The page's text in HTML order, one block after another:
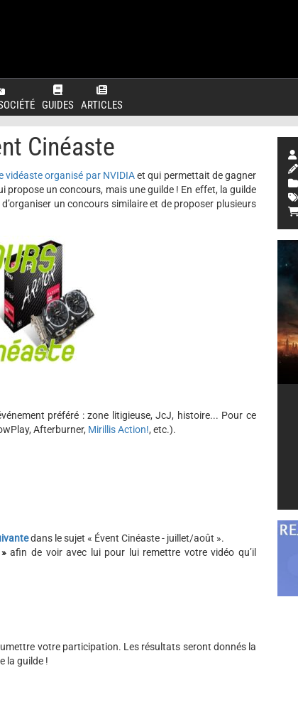
GUIDES ARTICLES
Cinéaste
vidéaste organisé par NVIDIAet qui permettait de gagner
propose un concours, mais une guilde ! En effet, la guilde
un concours similaire et de proposer plusieurs
préféré : zone litigieuse, JcJ, histoire... Pour ce
Afterburner, Mirillis Action!, etc.).
dans le sujet « Évent Cinéaste - juillet/août ».
afin de voir avec lui pour lui remettre votre vidéo qu’il
votre participation. Les résultats seront donnés la
la guilde !